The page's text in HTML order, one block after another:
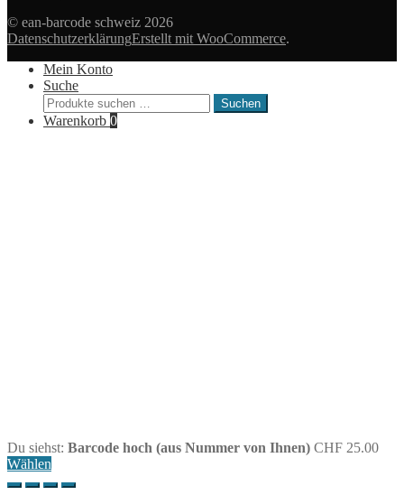
© ean-barcode schweiz 2026
DatenschutzerklärungErstellt mit WooCommerce.
Mein Konto
Suche
Suche
nach:
Suchen
Warenkorb 0
Du siehst: Barcode hoch (aus Nummer von Ihnen) CHF 25.00
Wählen